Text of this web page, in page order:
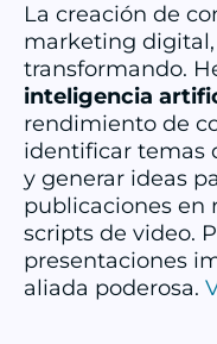
La creación de
marketing digital,
transformando.
inteligencia
rendimiento de
identificar temas
y generar ideas
publicaciones en
scripts de video.
presentaciones
aliada poderosa.